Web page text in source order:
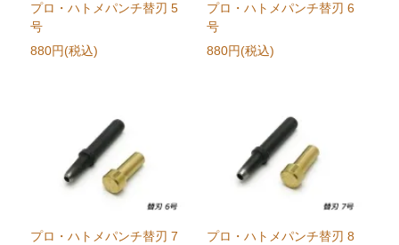
プロ・ハトメパンチ替刃 5
号
880円(税込)
プロ・ハトメパンチ替刃 6
号
880円(税込)
プロ・ハトメパンチ替刃 7
プロ・ハトメパンチ替刃 8